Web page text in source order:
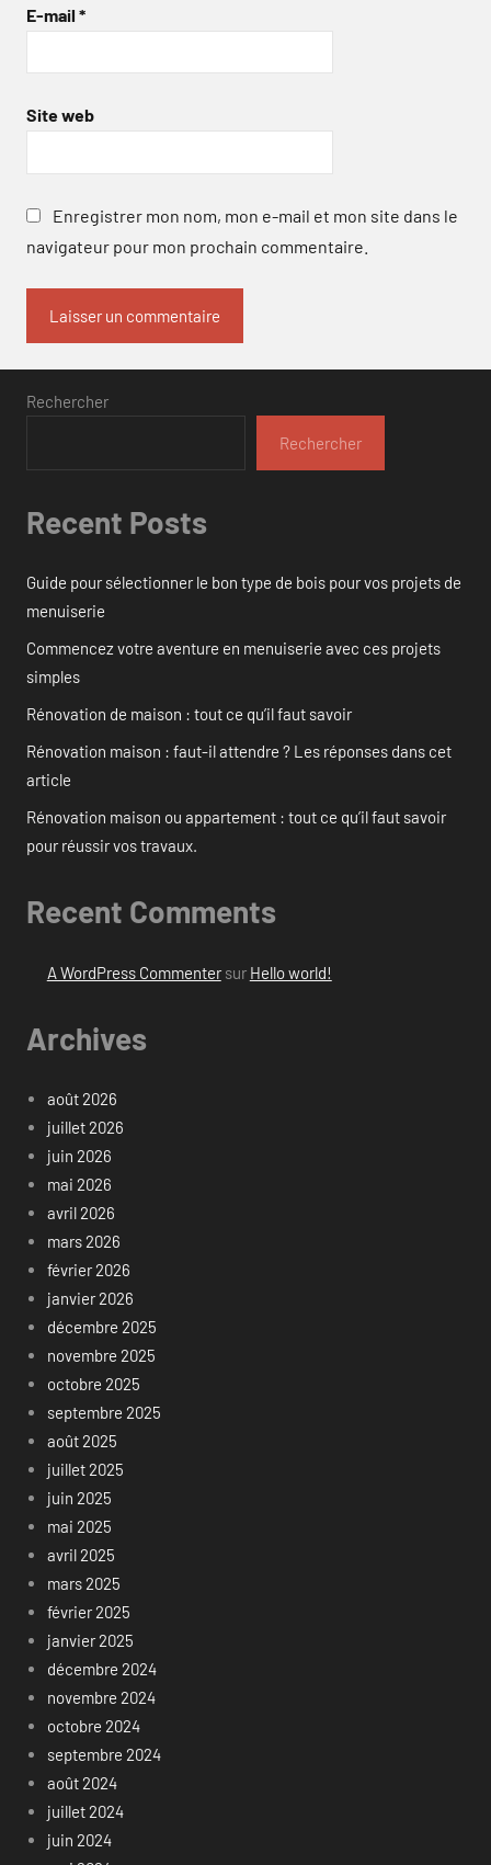
E-mail *
Site web
Enregistrer mon nom, mon e-mail et mon site dans le
navigateur pour mon prochain commentaire.
Rechercher
Rechercher
Recent Posts
Guide pour sélectionner le bon type de bois pour vos projets de
menuiserie
Commencez votre aventure en menuiserie avec ces projets
simples
Rénovation de maison : tout ce qu’il faut savoir
Rénovation maison : faut-il attendre ? Les réponses dans cet
article
Rénovation maison ou appartement : tout ce qu’il faut savoir
pour réussir vos travaux.
Recent Comments
A WordPress Commentersur Hello world!
Archives
août 2026
juillet 2026
juin 2026
mai 2026
avril 2026
mars 2026
février 2026
janvier 2026
décembre 2025
novembre 2025
octobre 2025
septembre 2025
août 2025
juillet 2025
juin 2025
mai 2025
avril 2025
mars 2025
février 2025
janvier 2025
décembre 2024
novembre 2024
octobre 2024
septembre 2024
août 2024
juillet 2024
juin 2024